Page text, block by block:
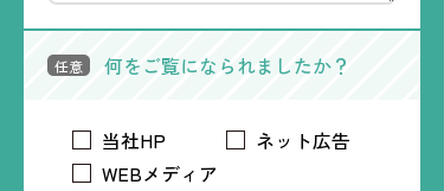
任意 何をご覧になられましたか？
当社HP
ネット広告
WEBメディア